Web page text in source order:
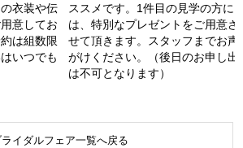
衣装や伝
意してお
は組数限
いつでも
ススメです。1件目の見学の方に
は、特別なプレゼントをご用意さ
せて頂きます。スタッフまでお声
がけください。（後日のお申し出
は不可となります）
ライダルフェア一覧へ戻る